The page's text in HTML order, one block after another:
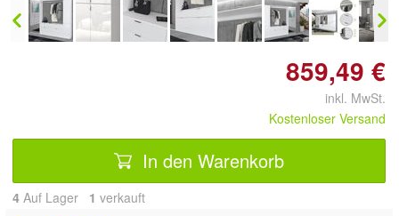
859,49 €
inkl. MwSt.
Kostenloser Versand
In den Warenkorb
4 Auf Lager 1 verkauft